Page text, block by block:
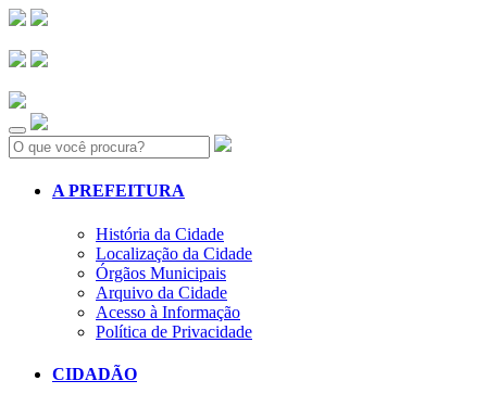
Search:
A PREFEITURA
História da Cidade
Localização da Cidade
Órgãos Municipais
Arquivo da Cidade
Acesso à Informação
Política de Privacidade
CIDADÃO